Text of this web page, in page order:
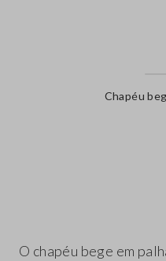
Chapéu
O chapéu bege em